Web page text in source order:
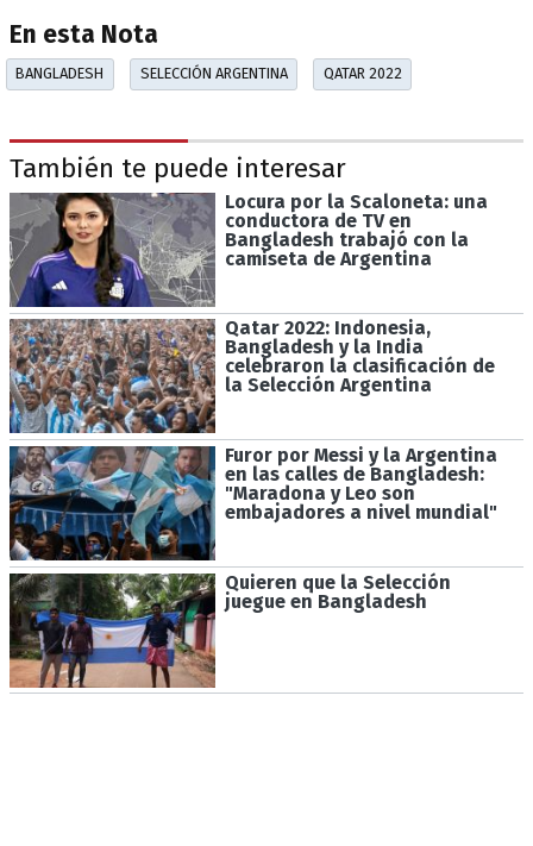
En esta Nota
BANGLADESH SELECCIÓN ARGENTINA QATAR 2022
También te puede interesar
Locura por la Scaloneta: una
conductora de TV en
Bangladesh trabajó con la
camiseta de Argentina
Qatar 2022: Indonesia,
Bangladesh y la India
celebraron la clasificación de
la Selección Argentina
Furor por Messi y la Argentina
en las calles de Bangladesh:
"Maradona y Leo son
embajadores a nivel mundial"
Quieren que la Selección
juegue en Bangladesh